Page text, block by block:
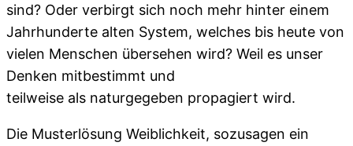
sind? Oder verbirgt sich noch mehr hinter einem
Jahrhunderte alten System, welches bis heute von
vielen Menschen übersehen wird? Weil es unser
Denken mitbestimmt und
teilweise als naturgegeben propagiert wird.
Die Musterlösung Weiblichkeit, sozusagen ein